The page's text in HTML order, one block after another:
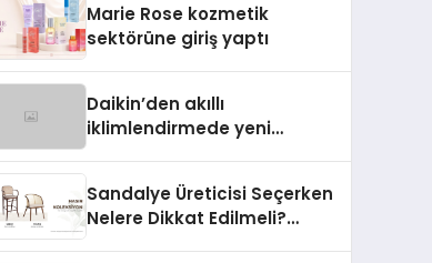
Aldı
Marie Rose kozmetik
sektörüne giriş yaptı
Daikin’den akıllı
iklimlendirmede yeni
Sandalye Üreticisi Seçerken
Nelere Dikkat Edilmeli?